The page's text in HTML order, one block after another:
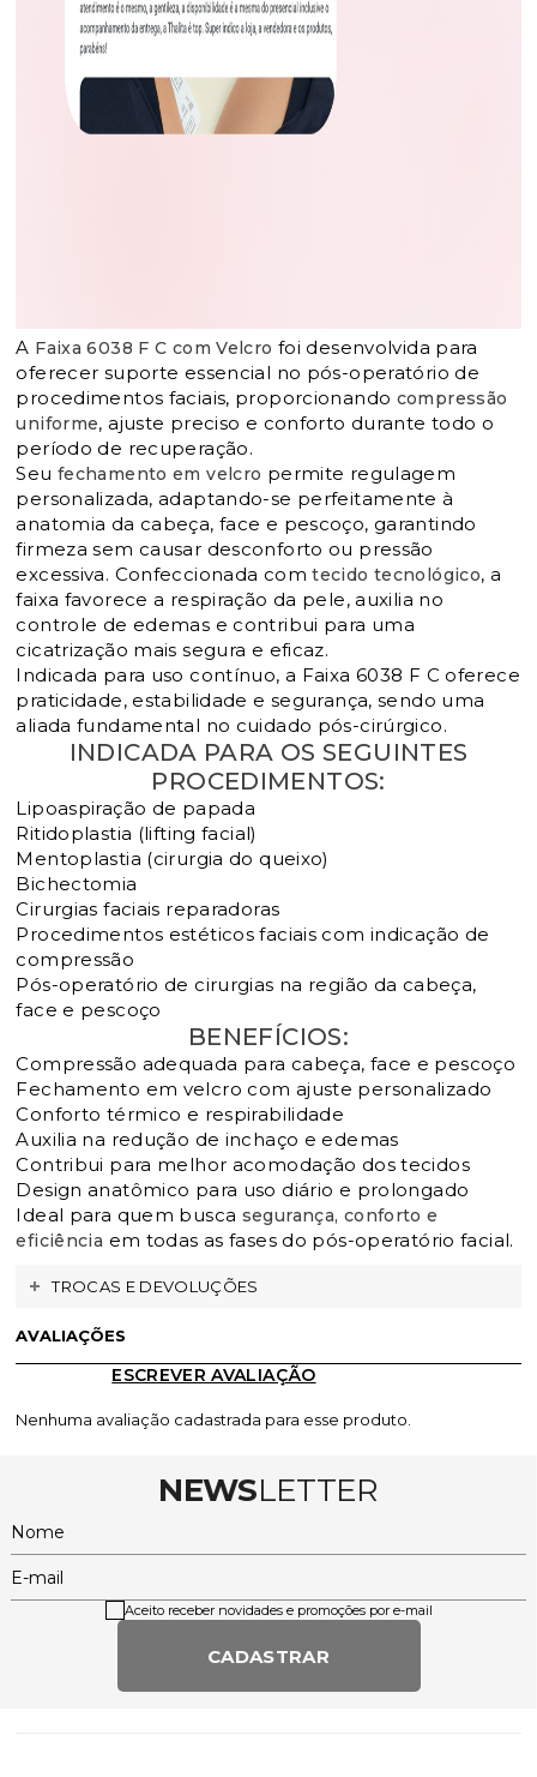
A Faixa 6038 F C com Velcro foi desenvolvida para
oferecer suporte essencial no pós-operatório de
procedimentos faciais, proporcionando compressão
uniforme, ajuste preciso e conforto durante todo o
período de recuperação.
Seu fechamento em velcro permite regulagem
personalizada, adaptando-se perfeitamente à
anatomia da cabeça, face e pescoço, garantindo
firmeza sem causar desconforto ou pressão
excessiva. Confeccionada comtecido tecnológico, a
faixa favorece a respiração da pele, auxilia no
controle de edemas e contribui para uma
cicatrização mais segura e eficaz.
Indicada para uso contínuo, a Faixa 6038 F C oferece
praticidade, estabilidade e segurança, sendo uma
aliada fundamental no cuidado pós-cirúrgico.
INDICADA PARA OS SEGUINTES
PROCEDIMENTOS:
Lipoaspiração de papada
Ritidoplastia (lifting facial)
Mentoplastia (cirurgia do queixo)
Bichectomia
Cirurgias faciais reparadoras
Procedimentos estéticos faciais com indicação de
compressão
Pós-operatório de cirurgias na região da cabeça,
face e pescoço
BENEFÍCIOS:
Compressão adequada para cabeça, face e pescoço
Fechamento em velcro com ajuste personalizado
Conforto térmico e respirabilidade
Auxilia na redução de inchaço e edemas
Contribui para melhor acomodação dos tecidos
Design anatômico para uso diário e prolongado
Ideal para quem busca segurança, conforto e
eficiência em todas as fases do pós-operatório facial.
TROCAS E DEVOLUÇÕES
AVALIAÇÕES
ESCREVER AVALIAÇÃO
Nenhuma avaliação cadastrada para esse produto.
NEWSLETTER
Nome
E-mail
CADASTRAR
Aceito receber novidades e promoções por e-mail